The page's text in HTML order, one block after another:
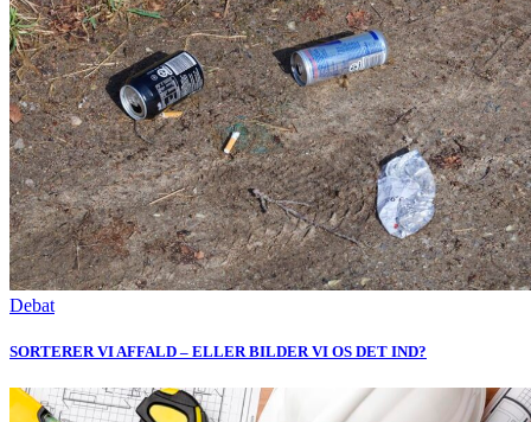
Debat
SORTERER VI AFFALD – ELLER BILDER VI OS DET IND?